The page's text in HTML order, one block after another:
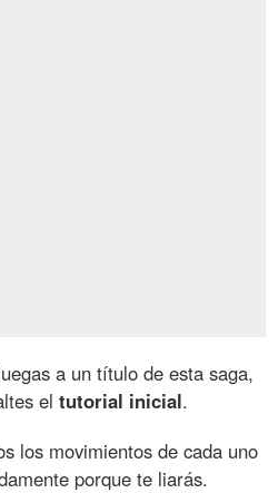
a un título de esta saga,
eltutorial inicial.
los movimientos de cada uno
porque te liarás.